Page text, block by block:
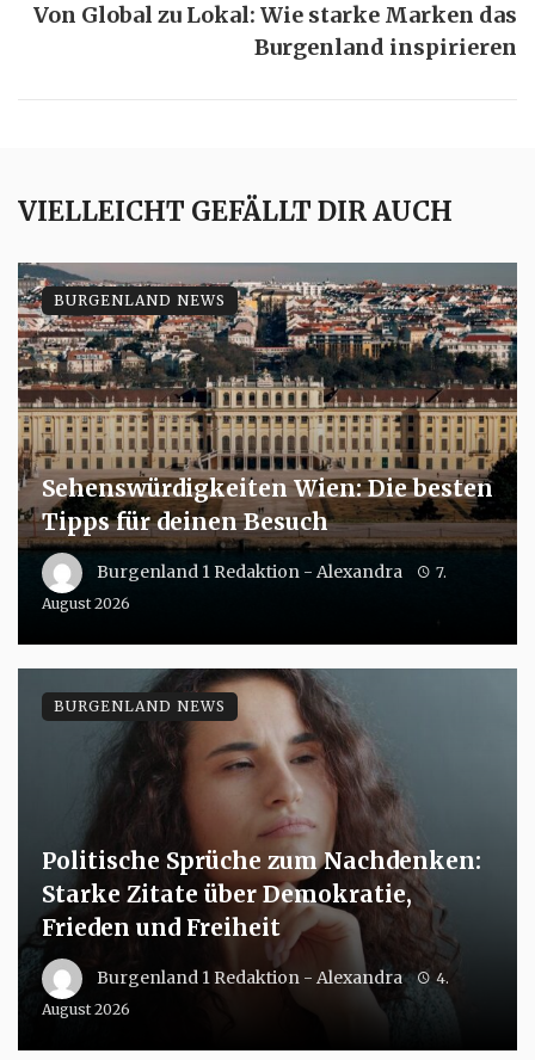
Von Global zu Lokal: Wie starke Marken das
Burgenland inspirieren
VIELLEICHT GEFÄLLT DIR AUCH
Sehenswürdigkeiten Wien: Die besten
Tipps für deinen Besuch
Burgenland 1 Redaktion - Alexandra
7.
August 2026
BURGENLAND NEWS
Politische Sprüche zum Nachdenken:
Starke Zitate über Demokratie,
Frieden und Freiheit
Burgenland 1 Redaktion - Alexandra
4.
August 2026
BURGENLAND NEWS